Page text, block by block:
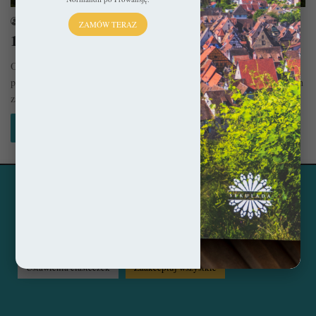
26 lutego 2026
10 sielskich wiosek we Francji
Ostatnie lata poświęciłem na intensywne eksplorowanie francuskiej
prowincji, która zgodnie z przewidywaniami tonie wręcz we wspaniałych
zabytkach. Owocem tego działania…
© Copyright 2014 - 2026, All Rights Reserved by sekulada.com
PinterestInstagram
Ta strona korzysta z ciasteczek, aby świadczyć usługi na
najwyższym poziomie. Klikając opcję "Zaakceptuj wszystkie"
zgadzasz się na użycie wszystkich ciasteczek. Możesz również
przejść do "Ustawień Ciasteczek", aby zgodzić się tylko na
Czytaj więcej...
Ustawienia ciasteczek Zaakceptuj wszystkie
ZAMÓW TERAZ